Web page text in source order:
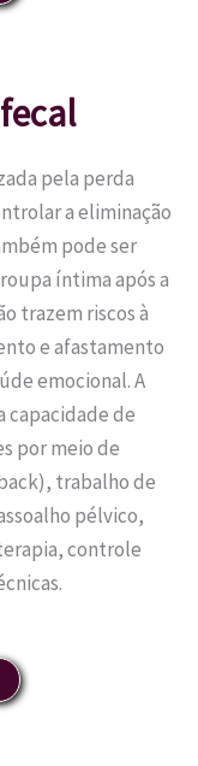
pela perda
a eliminação
pode ser
íntima após a
trazem riscos à
e afastamento
emocional. A
capacidade de
por meio de
trabalho de
pélvico,
controle